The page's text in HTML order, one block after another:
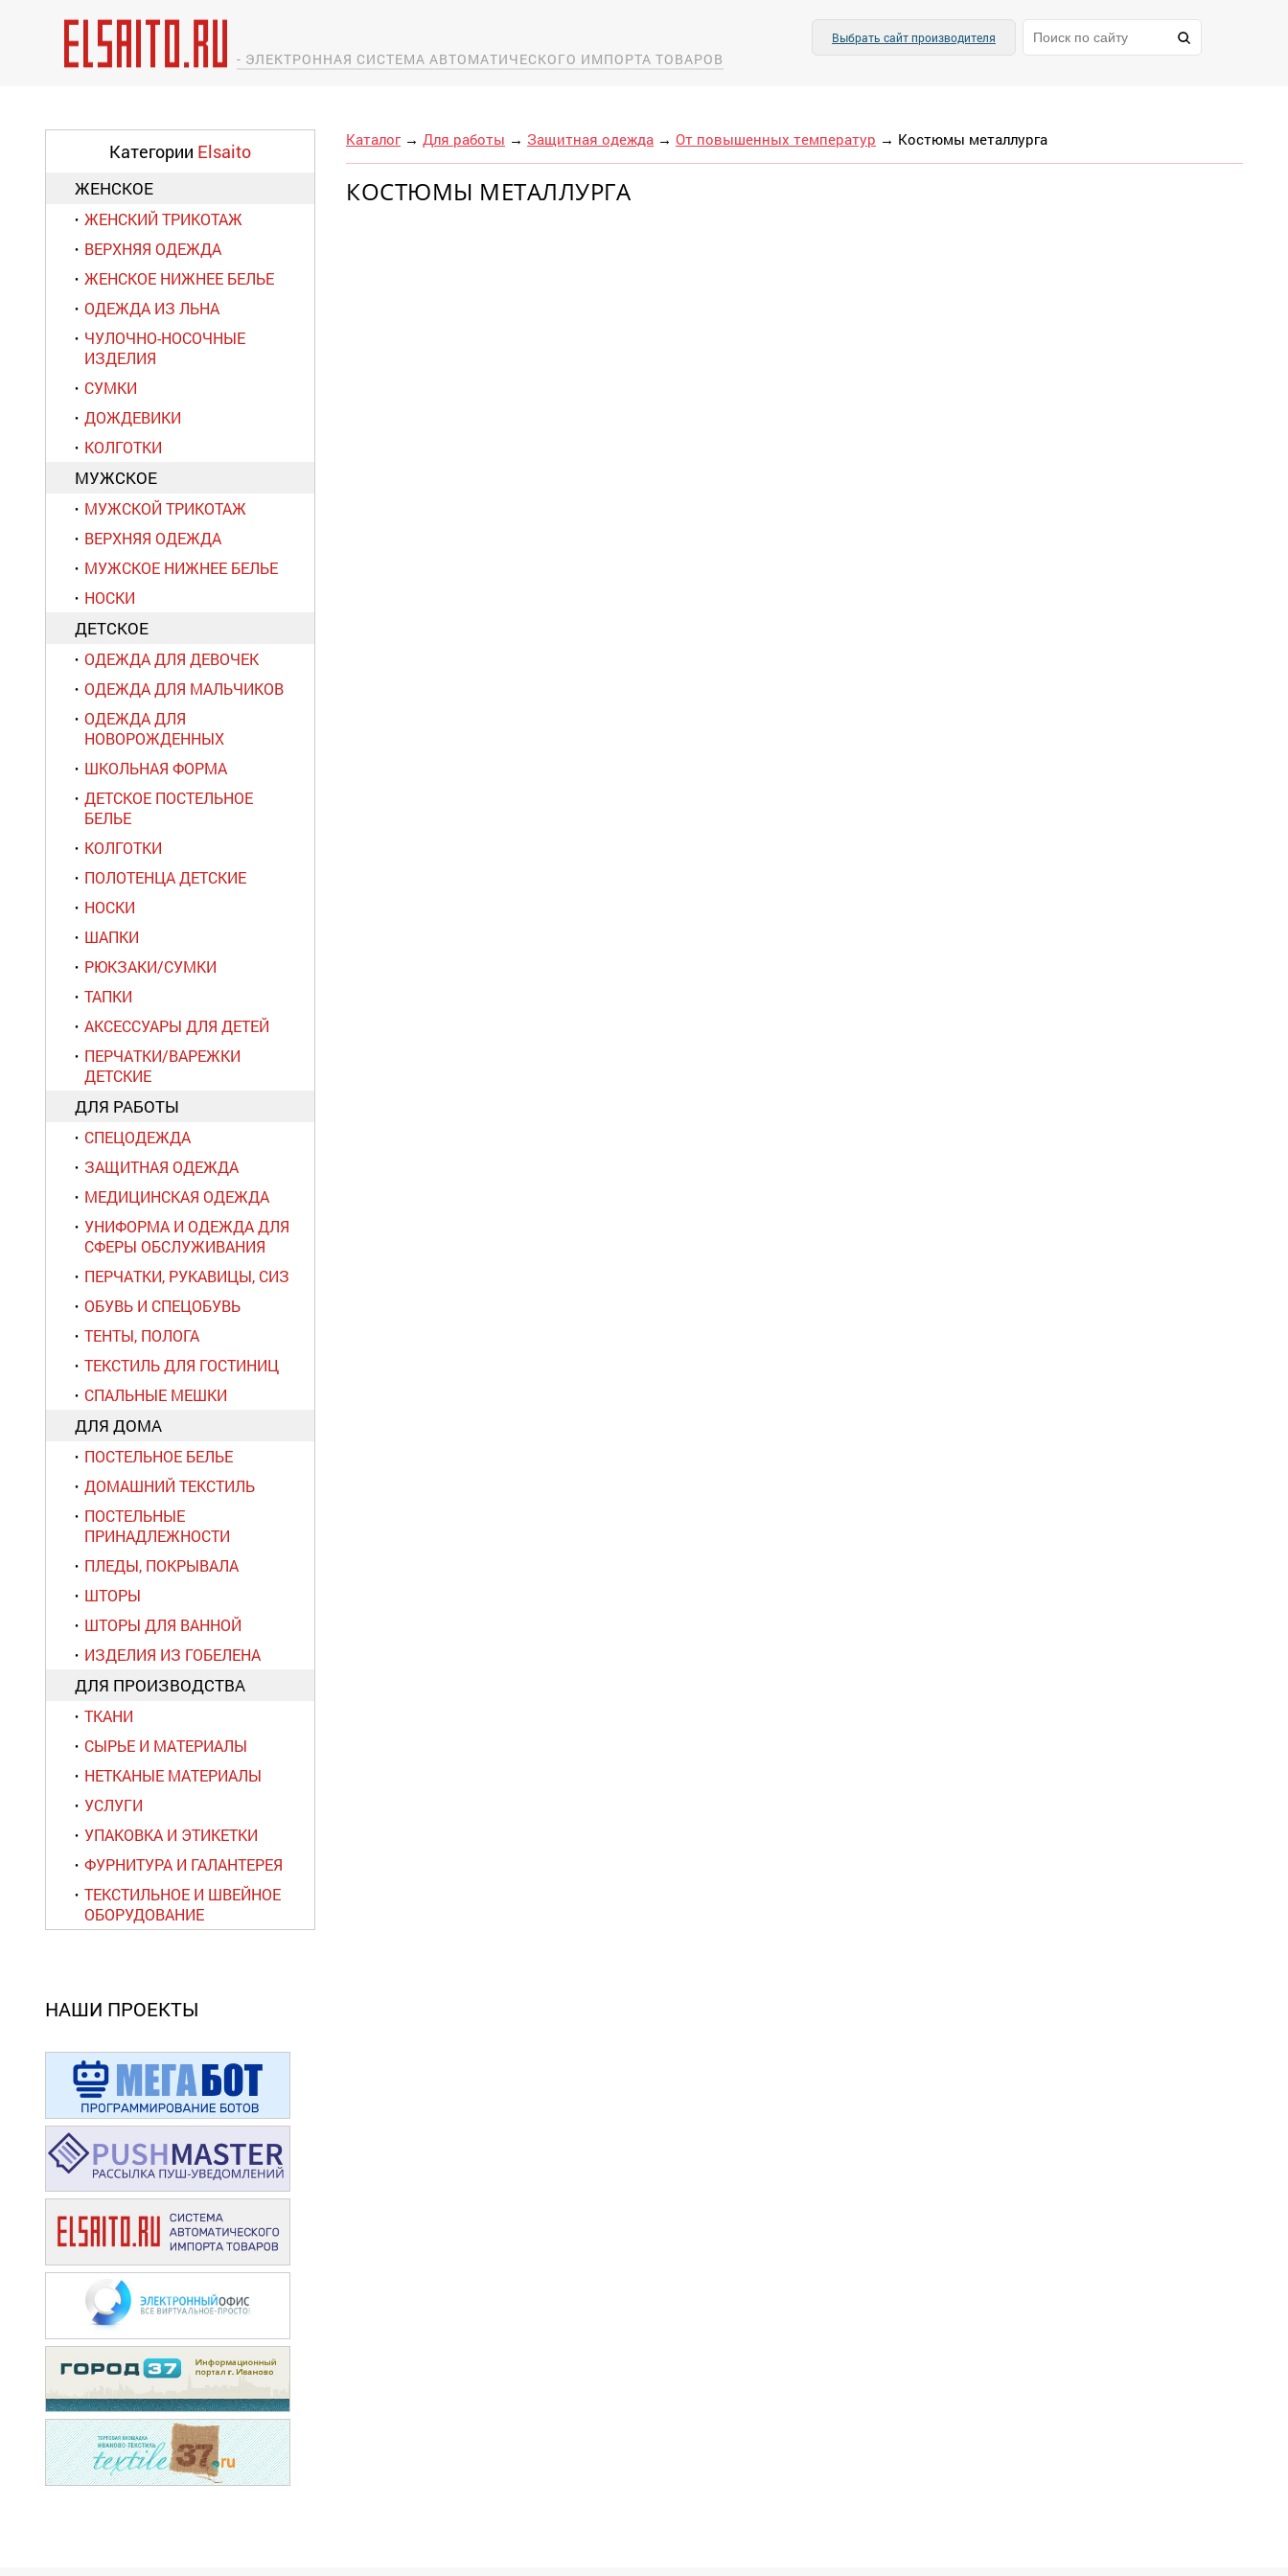
- ЭЛЕКТРОННАЯ СИСТЕМА АВТОМАТИЧЕСКОГО ИМПОРТА ТОВАРОВ
Выбрать сайт производителя
Категории Elsaito
ЖЕНСКОЕ
ЖЕНСКИЙ ТРИКОТАЖ
ВЕРХНЯЯ ОДЕЖДА
ЖЕНСКОЕ НИЖНЕЕ БЕЛЬЕ
ОДЕЖДА ИЗ ЛЬНА
ЧУЛОЧНО-НОСОЧНЫЕ
ИЗДЕЛИЯ
СУМКИ
ДОЖДЕВИКИ
КОЛГОТКИ
МУЖСКОЕ
МУЖСКОЙ ТРИКОТАЖ
ВЕРХНЯЯ ОДЕЖДА
МУЖСКОЕ НИЖНЕЕ БЕЛЬЕ
НОСКИ
ДЕТСКОЕ
ОДЕЖДА ДЛЯ ДЕВОЧЕК
ОДЕЖДА ДЛЯ МАЛЬЧИКОВ
ОДЕЖДА ДЛЯ
НОВОРОЖДЕННЫХ
ШКОЛЬНАЯ ФОРМА
ДЕТСКОЕ ПОСТЕЛЬНОЕ
БЕЛЬЕ
КОЛГОТКИ
ПОЛОТЕНЦА ДЕТСКИЕ
НОСКИ
ШАПКИ
РЮКЗАКИ/СУМКИ
ТАПКИ
АКСЕССУАРЫ ДЛЯ ДЕТЕЙ
ПЕРЧАТКИ/ВАРЕЖКИ
ДЕТСКИЕ
ДЛЯ РАБОТЫ
СПЕЦОДЕЖДА
ЗАЩИТНАЯ ОДЕЖДА
МЕДИЦИНСКАЯ ОДЕЖДА
УНИФОРМА И ОДЕЖДА ДЛЯ
СФЕРЫ ОБСЛУЖИВАНИЯ
ПЕРЧАТКИ, РУКАВИЦЫ, СИЗ
ОБУВЬ И СПЕЦОБУВЬ
ТЕНТЫ, ПОЛОГА
ТЕКСТИЛЬ ДЛЯ ГОСТИНИЦ
СПАЛЬНЫЕ МЕШКИ
ДЛЯ ДОМА
ПОСТЕЛЬНОЕ БЕЛЬЕ
ДОМАШНИЙ ТЕКСТИЛЬ
ПОСТЕЛЬНЫЕ
ПРИНАДЛЕЖНОСТИ
ПЛЕДЫ, ПОКРЫВАЛА
ШТОРЫ
ШТОРЫ ДЛЯ ВАННОЙ
ИЗДЕЛИЯ ИЗ ГОБЕЛЕНА
ДЛЯ ПРОИЗВОДСТВА
ТКАНИ
СЫРЬЕ И МАТЕРИАЛЫ
НЕТКАНЫЕ МАТЕРИАЛЫ
УСЛУГИ
УПАКОВКА И ЭТИКЕТКИ
ФУРНИТУРА И ГАЛАНТЕРЕЯ
ТЕКСТИЛЬНОЕ И ШВЕЙНОЕ
ОБОРУДОВАНИЕ
НАШИ ПРОЕКТЫ
Каталог → Для работы → Защитная одежда → От повышенных температур → Костюмы металлурга
КОСТЮМЫ МЕТАЛЛУРГА